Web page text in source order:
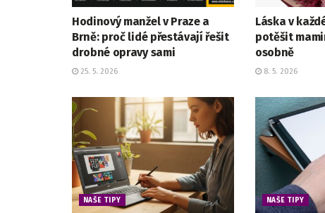
Hodinový manžel v Praze a
Brně: proč lidé přestávají řešit
drobné opravy sami
25. 5. 2026
Láska v
potěšit
osobně
8. 5. 2026
NAŠE TIPY NAŠE TIPY